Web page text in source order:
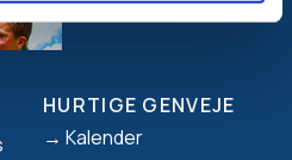
HURTIGE GENVEJE
Kalender